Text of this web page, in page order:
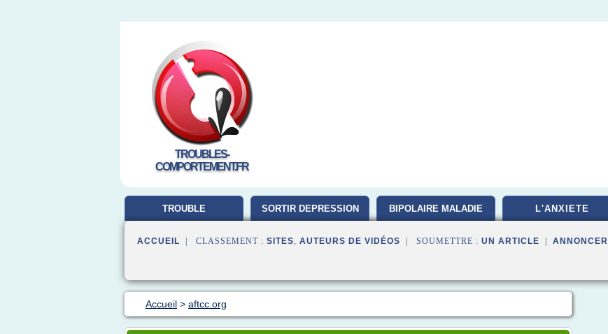
TROUBLES-
COMPORTEMENT.FR
TROUBLE SORTIR DEPRESSION BIPOLAIRE MALADIE L'ANXIETE
ACCUEIL | CLASSEMENT : SITES, AUTEURS DE VIDÉOS | SOUMETTRE : UN ARTICLE ANNONCER
Accueil > aftcc.org